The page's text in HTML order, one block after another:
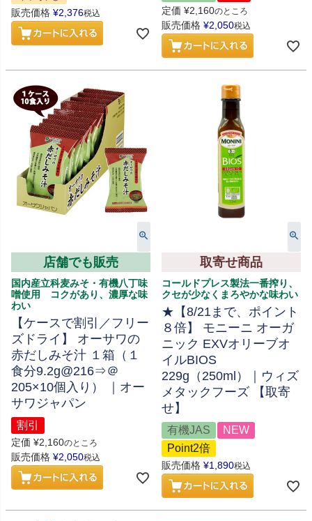
販売価格 ¥2,376税込 定価 ¥2,160のところ
販売価格 ¥2,050税込
店舗でも販売
国内産立科麦みそ・有機八丁味
噌使用 コクがあり、濃厚な味
わい
【ケースで割引／フリー
ズドライ】 オーサワの
赤だしみそ汁 １箱（１
食分9.2g@216⇒＠
205×10個入り） ｜オー
サワジャパン
割引
定価 ¥2,160のところ
販売価格 ¥2,050税込
取寄せ商品
コールドプレス製法一番搾り、
クセが少なくまろやかな味わい
★【8/21まで、ポイント
８倍】 モニーニ オーガ
ニック EXVオリーブオ
イルBIOS
229g（250ml）｜ウィズ
メタックフーズ 【取寄
せ】
有機JAS
NEW
Point2倍
販売価格 ¥1,890税込